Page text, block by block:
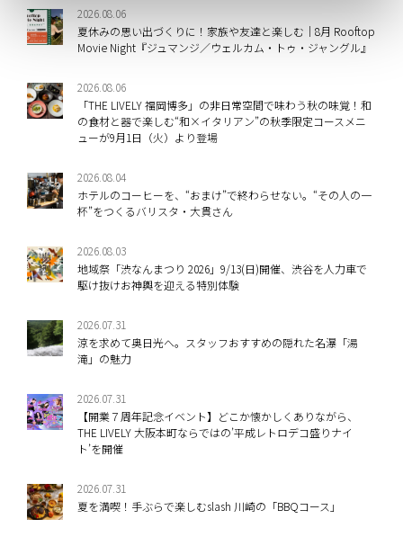
2026.08.06
夏休みの思い出づくりに！家族や友達と楽しむ｜8月 Rooftop
Movie Night『ジュマンジ／ウェルカム・トゥ・ジャングル』
2026.08.06
「THE LIVELY 福岡博多」の非日常空間で味わう秋の味覚！和
の食材と器で楽しむ“和×イタリアン”の秋季限定コースメニ
ューが9月1日（火）より登場
2026.08.04
ホテルのコーヒーを、“おまけ”で終わらせない。“その人の一
杯”をつくるバリスタ・大貫さん
2026.08.03
地域祭「渋なんまつり 2026」9/13(日)開催、渋谷を人力車で
駆け抜けお神輿を迎える特別体験
2026.07.31
涼を求めて奥日光へ。スタッフおすすめの隠れた名瀑「湯
滝」の魅力
2026.07.31
【開業７周年記念イベント】どこか懐かしくありながら、
THE LIVELY 大阪本町ならではの’平成レトロデコ盛りナイ
ト’を開催
2026.07.31
夏を満喫！手ぶらで楽しむslash 川崎の「BBQコース」